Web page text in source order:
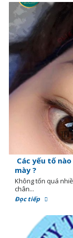
Các yếu tố
mày ?
Không tốn quá
chân...
Đọc tiếp